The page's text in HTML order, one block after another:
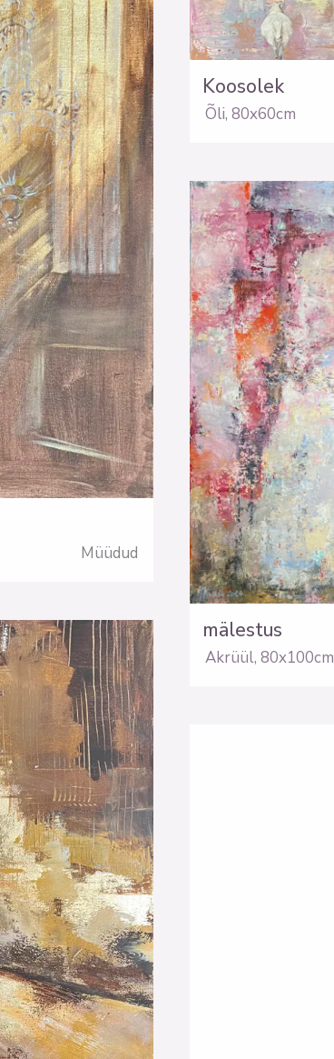
Koosolek
Õli, 80x60cm
Müüdud
mälestus
Akrüül, 80x100cm